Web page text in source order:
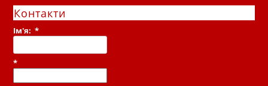
Контакти
Ім'я:*
*